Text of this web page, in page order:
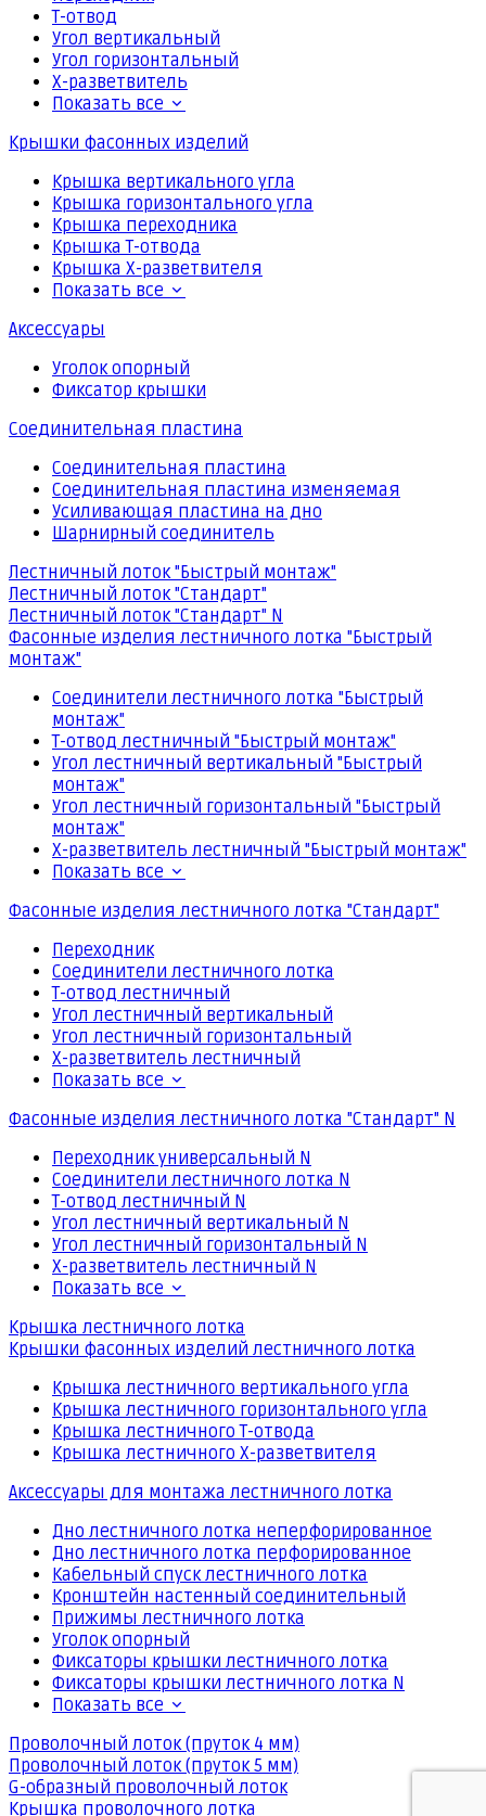
Т-отвод
Угол вертикальный
Угол горизонтальный
Х-разветвитель
Показать все
Крышки фасонных изделий
Крышка вертикального угла
Крышка горизонтального угла
Крышка переходника
Крышка Т-отвода
Крышка Х-разветвителя
Показать все
Аксессуары
Уголок опорный
Фиксатор крышки
Соединительная пластина
Соединительная пластина
Соединительная пластина изменяемая
Усиливающая пластина на дно
Шарнирный соединитель
Лестничный лоток "Быстрый монтаж"
Лестничный лоток "Стандарт"
Лестничный лоток "Стандарт" N
Фасонные изделия лестничного лотка "Быстрый
монтаж"
Соединители лестничного лотка "Быстрый
монтаж"
Т-отвод лестничный "Быстрый монтаж"
Угол лестничный вертикальный "Быстрый
монтаж"
Угол лестничный горизонтальный "Быстрый
монтаж"
Х-разветвитель лестничный "Быстрый монтаж"
Показать все
Фасонные изделия лестничного лотка "Стандарт"
Переходник
Соединители лестничного лотка
Т-отвод лестничный
Угол лестничный вертикальный
Угол лестничный горизонтальный
Х-разветвитель лестничный
Показать все
Фасонные изделия лестничного лотка "Стандарт" N
Переходник универсальный N
Соединители лестничного лотка N
Т-отвод лестничный N
Угол лестничный вертикальный N
Угол лестничный горизонтальный N
Х-разветвитель лестничный N
Показать все
Крышка лестничного лотка
Крышки фасонных изделий лестничного лотка
Крышка лестничного вертикального угла
Крышка лестничного горизонтального угла
Крышка лестничного Т-отвода
Крышка лестничного Х-разветвителя
Аксессуары для монтажа лестничного лотка
Дно лестничного лотка неперфорированное
Дно лестничного лотка перфорированное
Кабельный спуск лестничного лотка
Кронштейн настенный соединительный
Прижимы лестничного лотка
Уголок опорный
Фиксаторы крышки лестничного лотка
Фиксаторы крышки лестничного лотка N
Показать все
Проволочный лоток (пруток 4 мм)
Проволочный лоток (пруток 5 мм)
G-образный проволочный лоток
Крышка проволочного лотка